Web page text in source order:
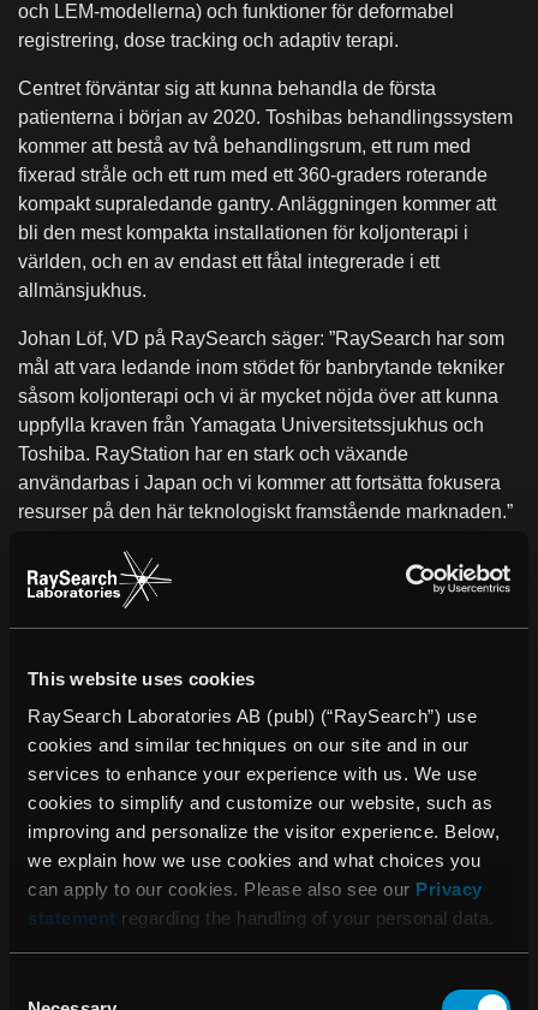
This website uses cookies
RaySearch Laboratories AB (publ) (“RaySearch”) use
cookies and similar techniques on our site and in our
services to enhance your experience with us. We use
cookies to simplify and customize our website, such as
improving and personalize the visitor experience. Below,
we explain how we use cookies and what choices you
can apply to our cookies. Please also see our Privacy
statement regarding the handling of your personal data.
och LEM-modellerna) och funktioner för deformabel
registrering, dose tracking och adaptiv terapi.
Centret förväntar sig att kunna behandla de första
patienterna i början av 2020. Toshibas behandlingssystem
kommer att bestå av två behandlingsrum, ett rum med
fixerad stråle och ett rum med ett 360-graders roterande
kompakt supraledande gantry. Anläggningen kommer att
bli den mest kompakta installationen för koljonterapi i
världen, och en av endast ett fåtal integrerade i ett
allmänsjukhus.
Johan Löf, VD på RaySearch säger: ”RaySearch har som
mål att vara ledande inom stödet för banbrytande tekniker
såsom koljonterapi och vi är mycket nöjda över att kunna
uppfylla kraven från Yamagata Universitetssjukhus och
Toshiba. RayStation har en stark och växande
användarbas i Japan och vi kommer att fortsätta fokusera
resurser på den här teknologiskt framstående marknaden.”
Om Yamagata Universitetssjukhus.
1976 och omfattar en rad olika medicinska specialiteter,
öppnade 2007. Yamagata Universitetssjukhus arbetar
utefter en filosofi för ”djupt human och pålitligt medicinsk
Om RayStation
RayStation innehåller alla RaySearchs avancerade
dosplaneringslösningar integrerade i ett flexibelt
dosplaneringssystem. Det kombinerar unika lösningar som
verktyg för flermålsoptimering, med fullt stöd för